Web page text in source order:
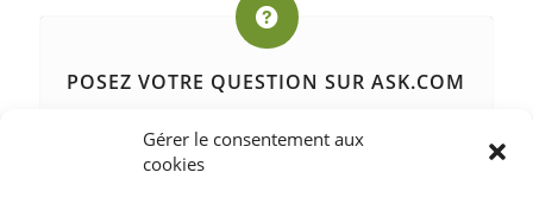
Gérer le consentement aux
cookies
POSEZ VOTRE QUESTION SUR ASK.COM
questions, et où la taille de la réponse est
limitée, ce qui assure de ne pas s’éparpiller.